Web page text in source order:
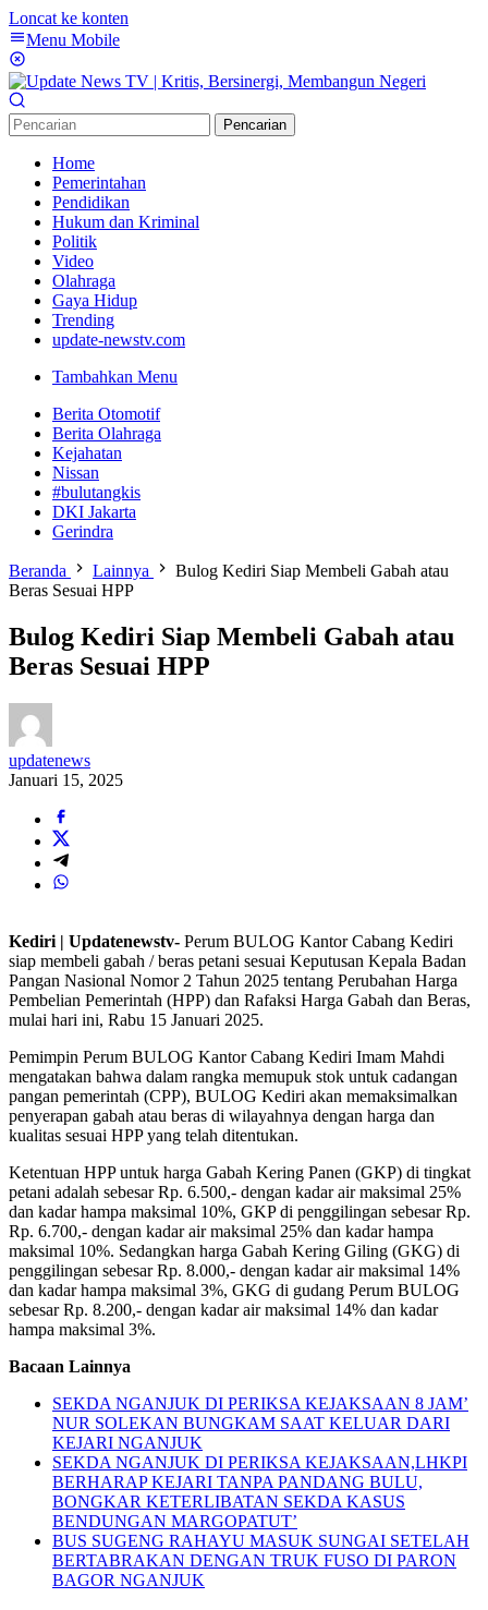
Loncat ke konten
Menu Mobile
Pencarian
Home
Pemerintahan
Pendidikan
Hukum dan Kriminal
Politik
Video
Olahraga
Gaya Hidup
Trending
update-newstv.com
Tambahkan Menu
Berita Otomotif
Berita Olahraga
Kejahatan
Nissan
#bulutangkis
DKI Jakarta
Gerindra
Beranda Lainnya
Bulog Kediri Siap Membeli Gabah atau
Beras Sesuai HPP
Bulog Kediri Siap Membeli Gabah atau
Beras Sesuai HPP
updatenews
Januari 15, 2025
Kediri | Updatenewstv- Perum BULOG Kantor Cabang Kediri
siap membeli gabah / beras petani sesuai Keputusan Kepala Badan
Pangan Nasional Nomor 2 Tahun 2025 tentang Perubahan Harga
Pembelian Pemerintah (HPP) dan Rafaksi Harga Gabah dan Beras,
mulai hari ini, Rabu 15 Januari 2025.
Pemimpin Perum BULOG Kantor Cabang Kediri Imam Mahdi
mengatakan bahwa dalam rangka memupuk stok untuk cadangan
pangan pemerintah (CPP), BULOG Kediri akan memaksimalkan
penyerapan gabah atau beras di wilayahnya dengan harga dan
kualitas sesuai HPP yang telah ditentukan.
Ketentuan HPP untuk harga Gabah Kering Panen (GKP) di tingkat
petani adalah sebesar Rp. 6.500,- dengan kadar air maksimal 25%
dan kadar hampa maksimal 10%, GKP di penggilingan sebesar Rp.
Rp. 6.700,- dengan kadar air maksimal 25% dan kadar hampa
maksimal 10%. Sedangkan harga Gabah Kering Giling (GKG) di
penggilingan sebesar Rp. 8.000,- dengan kadar air maksimal 14%
dan kadar hampa maksimal 3%, GKG di gudang Perum BULOG
sebesar Rp. 8.200,- dengan kadar air maksimal 14% dan kadar
hampa maksimal 3%.
Bacaan Lainnya
SEKDA NGANJUK DI PERIKSA KEJAKSAAN 8 JAM’
NUR SOLEKAN BUNGKAM SAAT KELUAR DARI
KEJARI NGANJUK
SEKDA NGANJUK DI PERIKSA KEJAKSAAN,LHKPI
BERHARAP KEJARI TANPA PANDANG BULU,
BONGKAR KETERLIBATAN SEKDA KASUS
BENDUNGAN MARGOPATUT’
BUS SUGENG RAHAYU MASUK SUNGAI SETELAH
BERTABRAKAN DENGAN TRUK FUSO DI PARON
BAGOR NGANJUK